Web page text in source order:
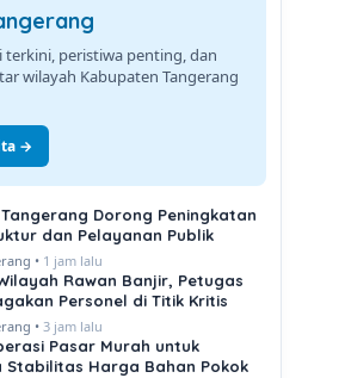
terkini, peristiwa penting, dan
wilayah Kabupaten Tangerang
→
Dorong Peningkatan
dan Pelayanan Publik
• 1 jam lalu
Rawan Banjir, Petugas
Personel di Titik Kritis
• 3 jam lalu
Pasar Murah untuk
Stabilitas Harga Bahan Pokok